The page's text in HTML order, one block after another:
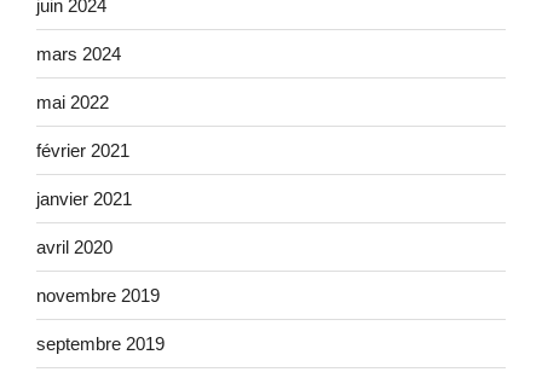
juin 2024
mars 2024
mai 2022
février 2021
janvier 2021
avril 2020
novembre 2019
septembre 2019